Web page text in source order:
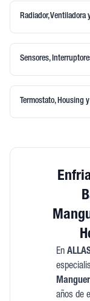
Radiador, Ventiladora
Sensores,
Termostato, Housing
En
años de